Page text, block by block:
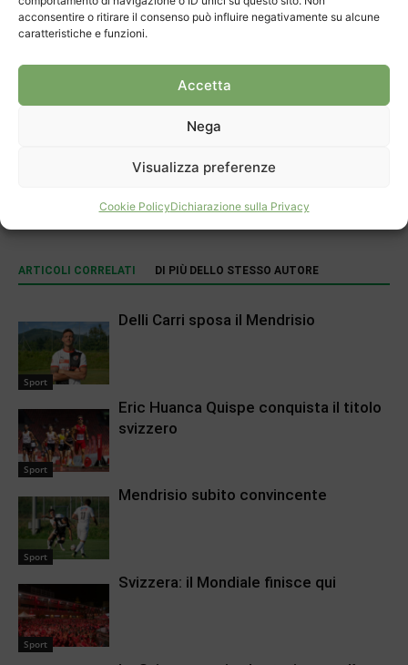
acconsentire o ritirare il consenso può influire negativamente su alcune
caratteristiche e funzioni.
Accetta
Nega
Visualizza preferenze
Cookie PolicyDichiarazione sulla Privacy
ARTICOLI CORRELATI DI PIÙ DELLO STESSO AUTORE
Sport
Delli Carri sposa il Mendrisio
Sport
Eric Huanca Quispe conquista il titolo
svizzero
Sport
Mendrisio subito convincente
Sport
Svizzera: il Mondiale finisce qui